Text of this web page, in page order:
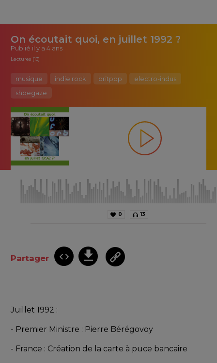
On écoutait quoi, en juillet 1992 ?
Publié il y a 4 ans
Lectures (13)
musique indie rock britpop
electro-indus
shoegaze
0 13
Partager
Juillet 1992 :
- Premier Ministre : Pierre Bérégovoy
- France : Création de la carte à puce bancaire